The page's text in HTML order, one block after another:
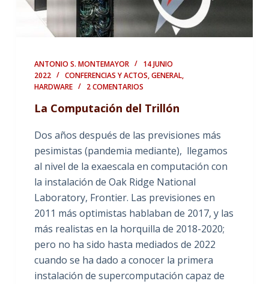
ANTONIO S. MONTEMAYOR
14 JUNIO
2022
CONFERENCIAS Y ACTOS,GENERAL,
HARDWARE
2 COMENTARIOS
La Computación del Trillón
Dos años después de las previsiones más
pesimistas (pandemia mediante), llegamos
al nivel de la exaescala en computación con
la instalación de Oak Ridge National
Laboratory, Frontier. Las previsiones en
2011 más optimistas hablaban de 2017, y las
más realistas en la horquilla de 2018-2020;
pero no ha sido hasta mediados de 2022
cuando se ha dado a conocer la primera
instalación de supercomputación capaz de